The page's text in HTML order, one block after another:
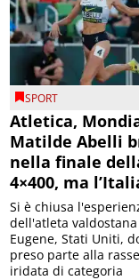
SPORT
Atletica,
Matilde Abelli
nella finale
4×400, ma
Si è chiusa
dell'atleta valdostana
Eugene, Stati Uniti,
preso parte alla
iridata di categoria